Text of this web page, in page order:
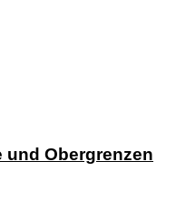
und Obergrenzen